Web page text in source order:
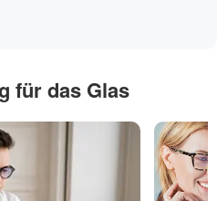
für das Glas